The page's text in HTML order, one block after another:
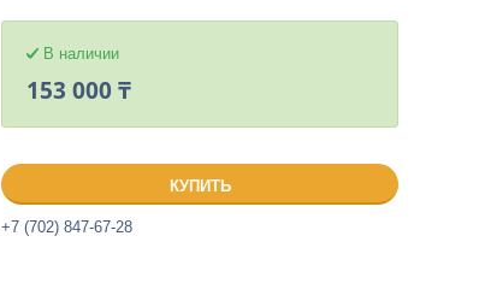
В наличии
153 000 ₸
КУПИТЬ
+7 (702) 847-67-28